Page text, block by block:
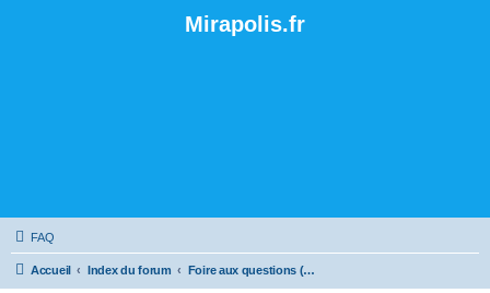
Mirapolis.fr
FAQ
Accueil Index du forum Foire aux questions (Questions posées fréquemment)